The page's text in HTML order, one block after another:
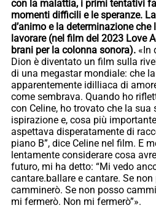
con la malattia, i primi tentativi
momenti difficili e le speranze.
d’animo e la determinazione
lavorare (nel film del 2023 Love
brani per la colonna sonora). «In
Dion è diventato un film sulla
di una megastar mondiale: che
apparentemente idilliaca di
come sembrava. Quando ho
con Celine, ho trovato che la sua
ispirazione e, cosa più
aspettava disperatamente di
piano B”, dice Celine nel film. E
lentamente considerare cosa
futuro, mi ha detto: “Mi vedo
cantare.ballare e cantare. Se non
camminerò. Se non posso
mi fermerò. Non mi fermerò”».